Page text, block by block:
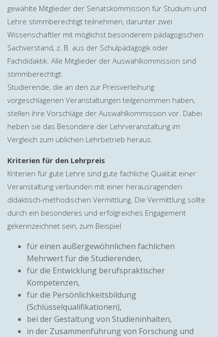
gewählte Mitglieder der Senatskommission für Studium und
Lehre stimmberechtigt teilnehmen, darunter zwei
Wissenschaftler mit möglichst besonderem pädagogischen
Sachverstand, z. B. aus der Schulpädagogik oder
Fachdidaktik. Alle Mitglieder der Auswahlkommission sind
stimmberechtigt.
Studierende, die an den zur Preisverleihung
vorgeschlagenen Veranstaltungen teilgenommen haben,
stellen ihre Vorschläge der Auswahlkommission vor. Dabei
heben sie das Besondere der Lehrveranstaltung im
Vergleich zum üblichen Lehrbetrieb heraus.
Kriterien für den Lehrpreis
Kriterien für gute Lehre sind gute fachliche Qualität einer
Veranstaltung verbunden mit einer herausragenden
didaktisch-methodischen Vermittlung. Die Vermittlung sollte
durch ein besonderes und erfolgreiches Engagement
gekennzeichnet sein, zum Beispiel
für einen außergewöhnlichen fachlichen
Mehrwert für die Studierenden,
für die Entwicklung berufspraktischer
Kompetenzen,
für die Persönlichkeitsbildung
(Schlüsselqualifikationen),
bei der Gestaltung von Studieninhalten,
in der Zusammenführung von Forschung und